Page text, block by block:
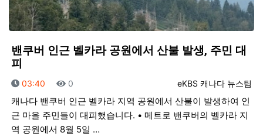
밴쿠버 인근 벨카라 공원에서 산불 발생, 주민 대
피
등록자
eKBS 캐나다 뉴스팀
등록일
03:40 조회
0
캐나다 밴쿠버 인근 벨카라 지역 공원에서 산불이 발생하여 인
근 마을 주민들이 대피했습니다. • 메트로 밴쿠버의 벨카라 지
역 공원에서 8월 5일 …